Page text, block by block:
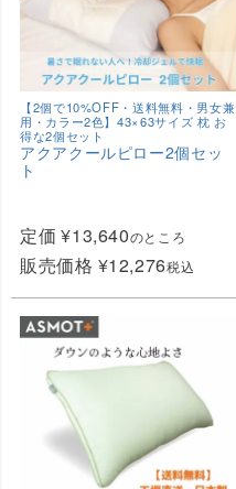
【2個で10%OFF・送料無料・男女兼
用・カラー2色】43×63サイズ 枕 お
得な2個セット
アクアクールピロー2個セッ
ト
定価 ¥13,640のところ
販売価格 ¥12,276税込